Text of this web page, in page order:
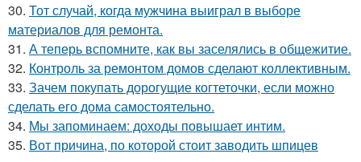
30. Тот случай, когда мужчина выиграл в выборе
материалов для ремонта.
31. А теперь вспомните, как вы заселялись в общежитие.
32. Контроль за ремонтом домов сделают коллективным.
33. Зачем покупать дорогущие когтеточки, если можно
сделать его дома самостоятельно.
34. Мы запоминаем: доходы повышает интим.
35. Вот причина, по которой стоит заводить шпицев